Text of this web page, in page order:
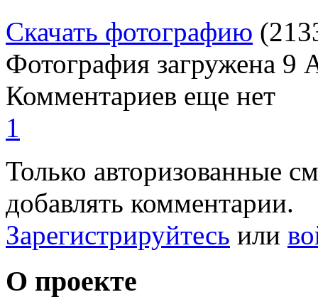
Скачать фотографию
Фотография загружена 9
Комментариев еще нет
1
Только авторизованные
добавлять комментарии.
Зарегистрируйтесь или
О проекте